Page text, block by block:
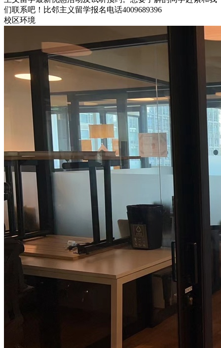
们联系吧！比邻主义留学报名电话4009689396
校区环境